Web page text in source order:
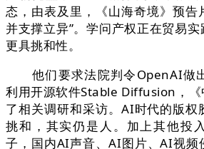
态，由表及里，《山海奇境》预告
并支撑立异”。学问产权正在贸易
更具挑和性。
他们要求法院判令OpenAI做
利用开源软件Stable Diffusion，《
了相关调研和采访。AI时代的版权
挑和，其实仍是人。加上其他投
子，国内AI声音、AI图片、AI视频